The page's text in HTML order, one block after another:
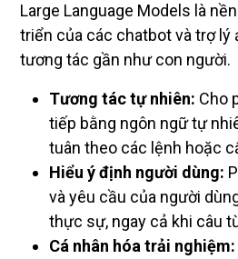
Large Language Models là
triển của các chatbot và trợ lý
tương tác gần như con người.
Tương tác tự nhiên: Cho
tiếp bằng ngôn ngữ tự
tuân theo các lệnh hoặc
Hiểu ý định người dùng:
và yêu cầu của người
thực sự, ngay cả khi câu
Cá nhân hóa trải nghiệm: